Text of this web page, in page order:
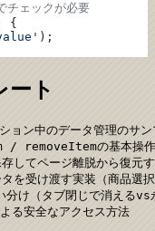
ックが必要
{
);
ート
ン中のデータ管理のサン
の基本操作
てページ離脱から復元す
受け渡す実装（商品選択
（タブ閉じで消えるvs
安全なアクセス方法